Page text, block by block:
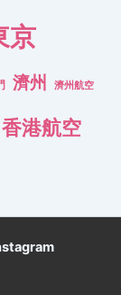
京
濟州 濟州航空
香港航空